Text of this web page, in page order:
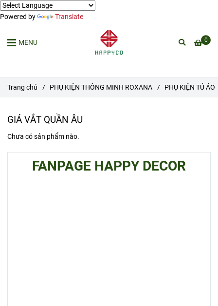
Powered by Translate
0
MENU
Trang chủ / PHỤ KIỆN THÔNG MINH ROXANA / PHỤ KIỆN TỦ ÁO
GIÁ VẮT QUẦN ÂU
Chưa có sản phẩm nào.
FANPAGE HAPPY DECOR